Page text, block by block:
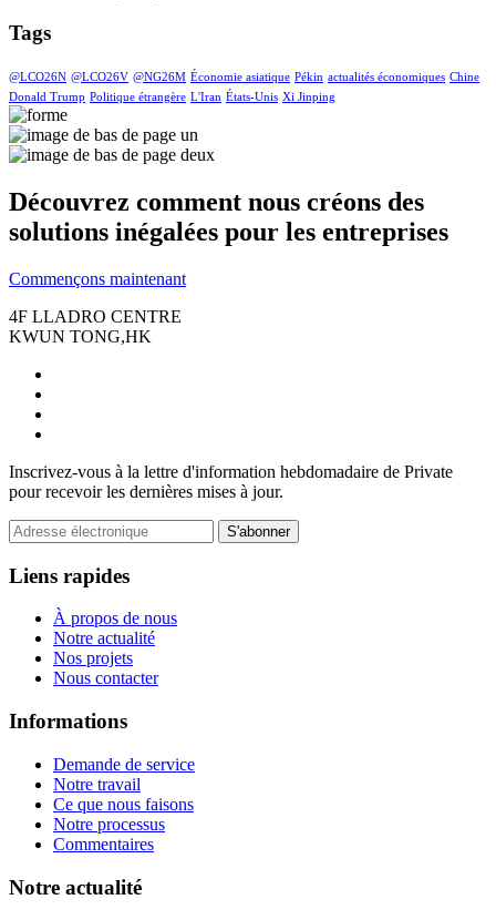
Tags
@LCO26N @LCO26V @NG26M Économie asiatique Pékin actualités économiques Chine
Donald Trump Politique étrangère L'Iran États-Unis Xi Jinping
Découvrez comment nous créons des
solutions inégalées pour les entreprises
Commençons maintenant
4F LLADRO CENTRE
KWUN TONG,HK
Inscrivez-vous à la lettre d'information hebdomadaire de Private
pour recevoir les dernières mises à jour.
S'abonner
Liens rapides
À propos de nous
Notre actualité
Nos projets
Nous contacter
Informations
Demande de service
Notre travail
Ce que nous faisons
Notre processus
Commentaires
Notre actualité